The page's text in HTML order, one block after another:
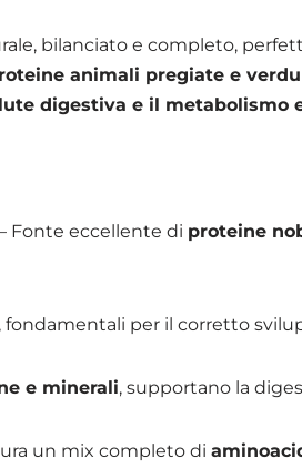
bilanciato e completo,
animali pregiate e
digestiva e il metabolismo
Fonte eccellente di proteine
, fondamentali per il corretto
e minerali, supportano la
un mix completo di